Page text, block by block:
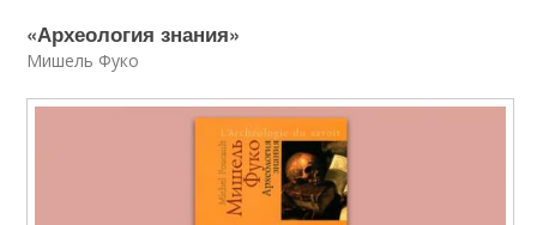
«Археология знания»
Мишель Фуко